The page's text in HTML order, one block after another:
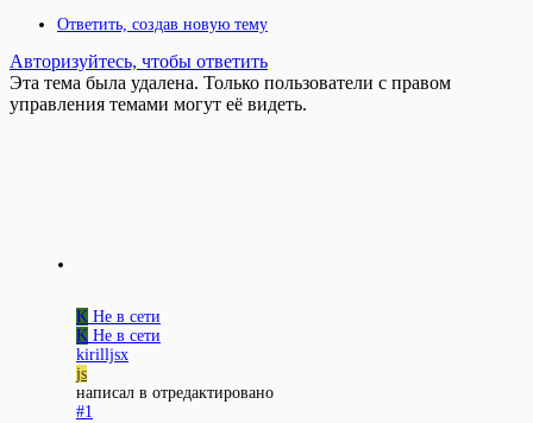
Ответить, создав новую тему
Авторизуйтесь, чтобы ответить
Эта тема была удалена. Только пользователи с правом
управления темами могут её видеть.
K Не в сети
K Не в сети
kirilljsx
js
написал в отредактировано
#1